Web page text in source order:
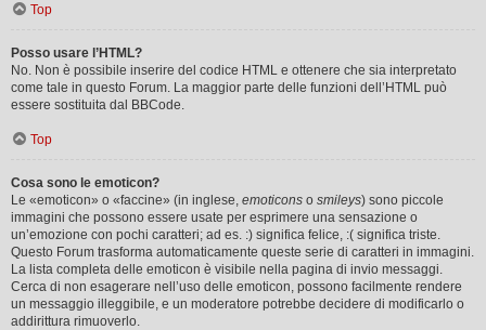
Top
Posso usare l’HTML?
No. Non è possibile inserire del codice HTML e ottenere che sia interpretato
come tale in questo Forum. La maggior parte delle funzioni dell’HTML può
essere sostituita dal BBCode.
Top
Cosa sono le emoticon?
Le «emoticon» o «faccine» (in inglese, emoticons o smileys) sono piccole
immagini che possono essere usate per esprimere una sensazione o
un’emozione con pochi caratteri; ad es. :) significa felice, :( significa triste.
Questo Forum trasforma automaticamente queste serie di caratteri in immagini.
La lista completa delle emoticon è visibile nella pagina di invio messaggi.
Cerca di non esagerare nell’uso delle emoticon, possono facilmente rendere
un messaggio illeggibile, e un moderatore potrebbe decidere di modificarlo o
addirittura rimuoverlo.